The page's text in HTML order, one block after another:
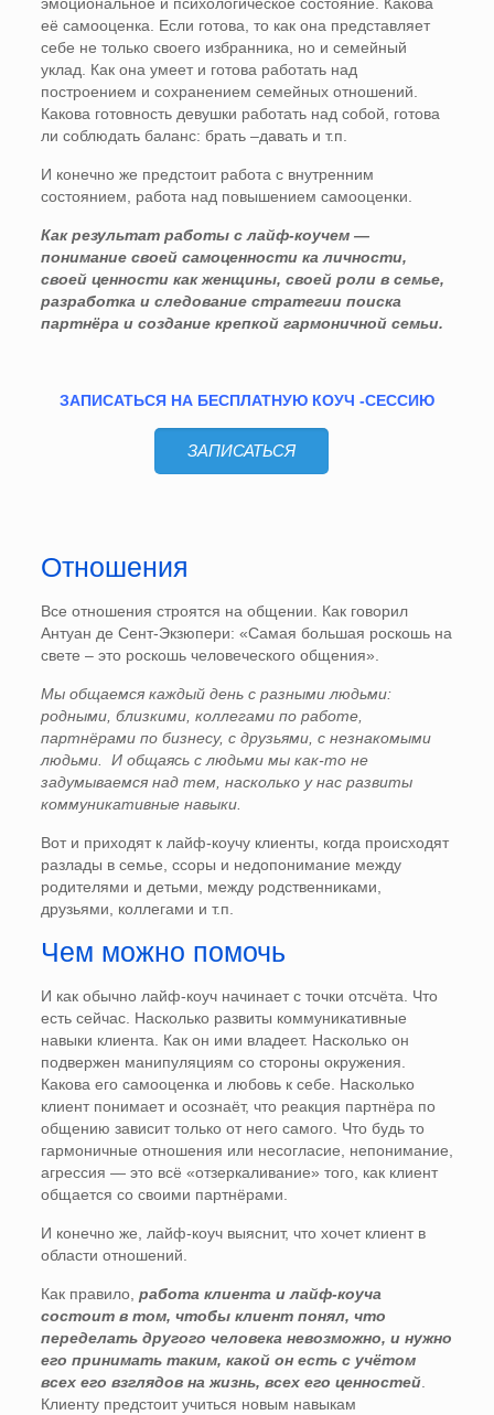
эмоциональное и психологическое состояние. Какова
её самооценка. Если готова, то как она представляет
себе не только своего избранника, но и семейный
уклад. Как она умеет и готова работать над
построением и сохранением семейных отношений.
Какова готовность девушки работать над собой, готова
ли соблюдать баланс: брать –давать и т.п.
И конечно же предстоит работа с внутренним
состоянием, работа над повышением самооценки.
Как результат работы с лайф-коучем —
понимание своей самоценности ка личности,
своей ценности как женщины, своей роли в семье,
разработка и следование стратегии поиска
партнёра и создание крепкой гармоничной семьи.
ЗАПИСАТЬСЯ НА БЕСПЛАТНУЮ КОУЧ -СЕССИЮ
ЗАПИСАТЬСЯ
Отношения
Все отношения строятся на общении. Как говорил
Антуан де Сент-Экзюпери: «Самая большая роскошь на
свете – это роскошь человеческого общения».
Мы общаемся каждый день с разными людьми:
родными, близкими, коллегами по работе,
партнёрами по бизнесу, с друзьями, с незнакомыми
людьми. И общаясь с людьми мы как-то не
задумываемся над тем, насколько у нас развиты
коммуникативные навыки.
Вот и приходят к лайф-коучу клиенты, когда происходят
разлады в семье, ссоры и недопонимание между
родителями и детьми, между родственниками,
друзьями, коллегами и т.п.
Чем можно помочь
И как обычно лайф-коуч начинает с точки отсчёта. Что
есть сейчас. Насколько развиты коммуникативные
навыки клиента. Как он ими владеет. Насколько он
подвержен манипуляциям со стороны окружения.
Какова его самооценка и любовь к себе. Насколько
клиент понимает и осознаёт, что реакция партнёра по
общению зависит только от него самого. Что будь то
гармоничные отношения или несогласие, непонимание,
агрессия — это всё «отзеркаливание» того, как клиент
общается со своими партнёрами.
И конечно же, лайф-коуч выяснит, что хочет клиент в
области отношений.
Как правило, работа клиента и лайф-коуча
состоит в том, чтобы клиент понял, что
переделать другого человека невозможно, и нужно
его принимать таким, какой он есть с учётом
всех его взглядов на жизнь, всех его ценностей.
Клиенту предстоит учиться новым навыкам